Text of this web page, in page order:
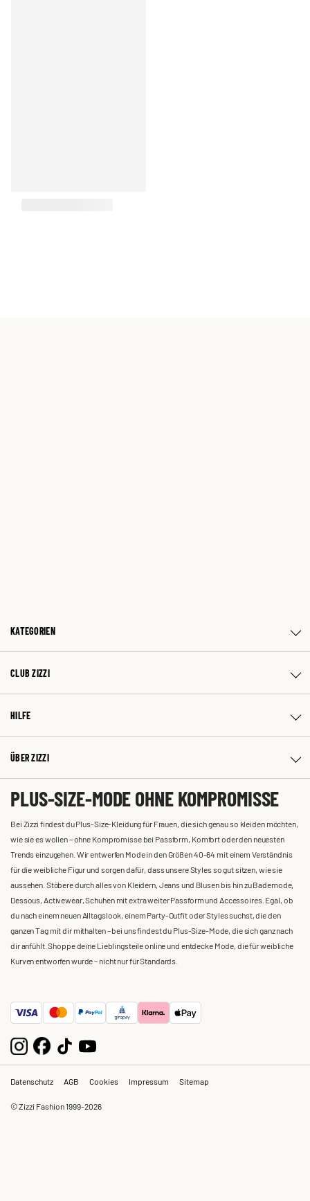
KATEGORIEN
CLUB ZIZZI
HILFE
ÜBER ZIZZI
PLUS-SIZE-MODE OHNE KOMPROMISSE
Bei Zizzi findest du Plus-Size-Kleidung für Frauen, die sich genau so kleiden möchten,
wie sie es wollen – ohne Kompromisse bei Passform, Komfort oder den neuesten
Trends einzugehen. Wir entwerfen Mode in den Größen 40-64 mit einem Verständnis
für die weibliche Figur und sorgen dafür, dass unsere Styles so gut sitzen, wie sie
aussehen. Stöbere durch alles von Kleidern, Jeans und Blusen bis hin zu Bademode,
Dessous, Activewear, Schuhen mit extra weiter Passform und Accessoires. Egal, ob
du nach einem neuen Alltagslook, einem Party-Outfit oder Styles suchst, die den
ganzen Tag mit dir mithalten – bei uns findest du Plus-Size-Mode, die sich ganz nach
dir anfühlt. Shoppe deine Lieblingsteile online und entdecke Mode, die für weibliche
Kurven entworfen wurde – nicht nur für Standards.
Datenschutz AGB Cookies Impressum Sitemap
© Zizzi Fashion 1999-2026